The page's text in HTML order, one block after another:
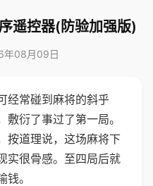
遥控器(防验加强版)
年08月09日
经常碰到麻将的斜乎
衍了事过了第一局。
按道理说，这场麻将下
实很骨感。至四局后就
。